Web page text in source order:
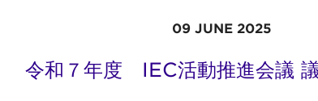
09 JUNE 2025
令和７年度 IEC活動推進会議